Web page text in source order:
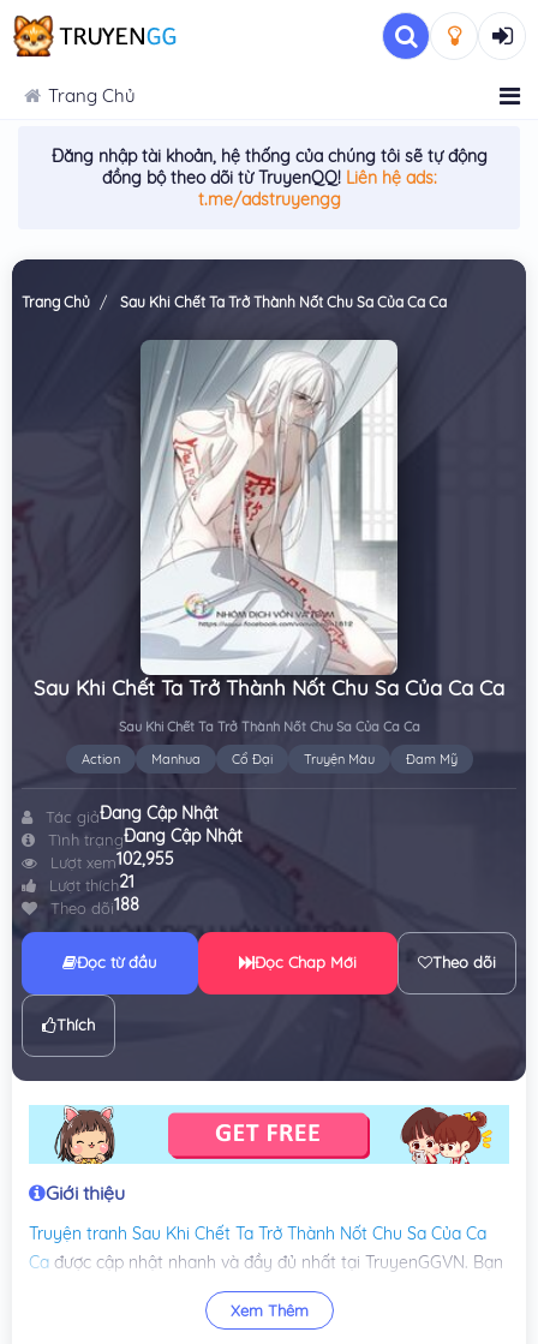
Trang Chủ
Đăng nhập tài khoản, hệ thống của chúng tôi sẽ tự động
đồng bộ theo dõi từ TruyenQQ! Liên hệ ads:
t.me/adstruyengg
Trang Chủ Sau Khi Chết Ta Trở Thành Nốt Chu Sa Của Ca Ca
Sau Khi Chết Ta Trở Thành Nốt Chu Sa Của Ca Ca
Sau Khi Chết Ta Trở Thành Nốt Chu Sa Của Ca Ca
Action
Manhua Cổ Đại Truyện Màu Đam Mỹ
Tác giảĐang Cập Nhật
Tình trạngĐang Cập Nhật
Lượt xem102,955
Lượt thích21
Theo dõi188
Đọc từ đầu Đọc Chap Mới Theo dõi
Thích
Giới thiệu
Truyện tranh Sau Khi Chết Ta Trở Thành Nốt Chu Sa Của Ca
Ca được cập nhật nhanh và đầy đủ nhất tại TruyenGGVN. Bạn
đọc đừng quên để lại bình luận và chia sẻ, ủng hộ
TruyenGGVN ra các chương mới nhất của truyện
Xem Thêm